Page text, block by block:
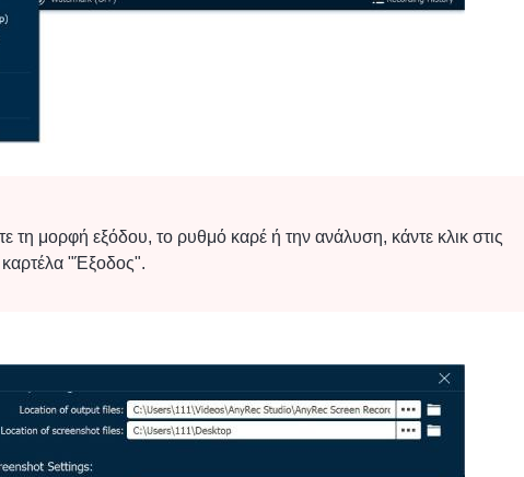
τη μορφή εξόδου, το ρυθμό καρέ ή την ανάλυση, κάντε κλικ στις
καρτέλα "Έξοδος".